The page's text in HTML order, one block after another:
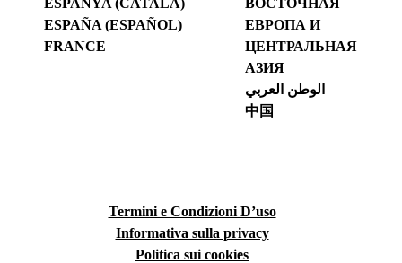
ESPAÑA (ESPAÑOL)
FRANCE
ЕВРОПА И
ЦЕНТРАЛЬНАЯ
АЗИЯ
الوطن العربي
中国
Termini e Condizioni D’uso
Informativa sulla privacy
Politica sui cookies